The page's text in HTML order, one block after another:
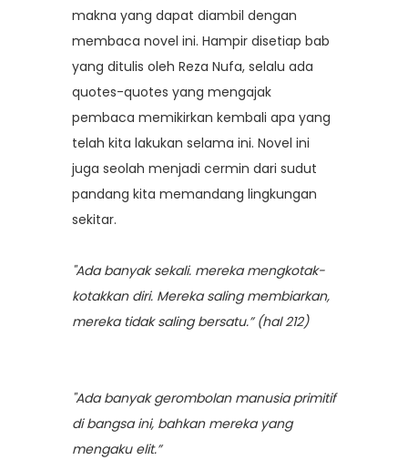
makna yang dapat diambil dengan
membaca novel ini. Hampir disetiap bab
yang ditulis oleh Reza Nufa, selalu ada
quotes-quotes yang mengajak
pembaca memikirkan kembali apa yang
telah kita lakukan selama ini. Novel ini
juga seolah menjadi cermin dari sudut
pandang kita memandang lingkungan
sekitar.
"Ada banyak sekali. mereka mengkotak-
kotakkan diri. Mereka saling membiarkan,
mereka tidak saling bersatu.” (hal 212)
"Ada banyak gerombolan manusia primitif
di bangsa ini, bahkan mereka yang
mengaku elit.”